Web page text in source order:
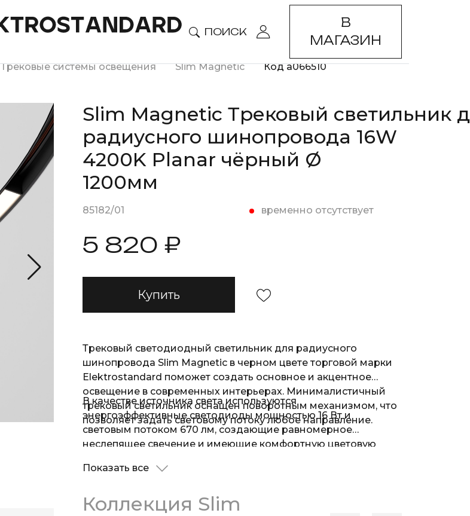
ПОИСК
В
МАГАЗИН
Трековые системы освещения Slim Magnetic Код a066510
Slim Magnetic Трековый светильник
радиусного шинопровода 16W
4200K Planar чёрный Ø
1200мм
85182/01 временно отсутствует
5 820 ₽
Купить
Трековый светодиодный светильник для радиусного
шинопровода Slim Magnetic в черном цвете торговой марки
Elektrostandard поможет создать основное и акцентное
освещение в современных интерьерах. Минималистичный
трековый светильник оснащен поворотным механизмом, что
позволяет задать световому потоку любое направление.
В качестве источника света используются
энергоэффективные светодиоды мощностью 16 Вт и
световым потоком 670 лм, создающие равномерное
неслепящее свечение и имеющие комфортную цветовую
основного материала светильника используется легкий и
воздействиям.
Показать все
Коллекция Slim